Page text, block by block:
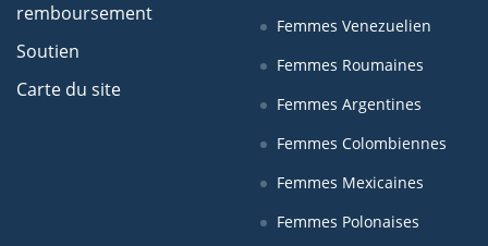
remboursement
Soutien
Carte du site
Femmes Venezuelien
Femmes Roumaines
Femmes Argentines
Femmes Colombiennes
Femmes Mexicaines
Femmes Polonaises